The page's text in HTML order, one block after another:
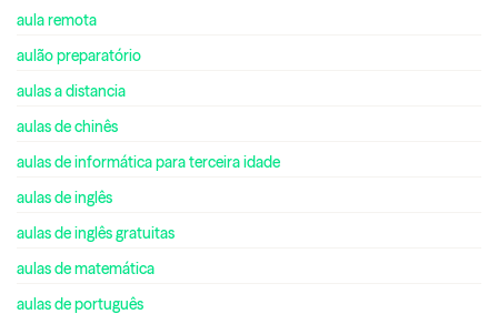
aula remota
aulão preparatório
aulas a distancia
aulas de chinês
aulas de informática para terceira idade
aulas de inglês
aulas de inglês gratuitas
aulas de matemática
aulas de português